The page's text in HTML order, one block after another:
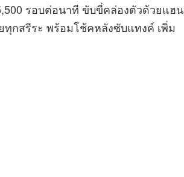
รอบต่อนาที ขับขี่คล่องตัวด้วยแฮ
ทุกสรีระ พร้อมโช้คหลังซับแทงค์ เพิ่ม